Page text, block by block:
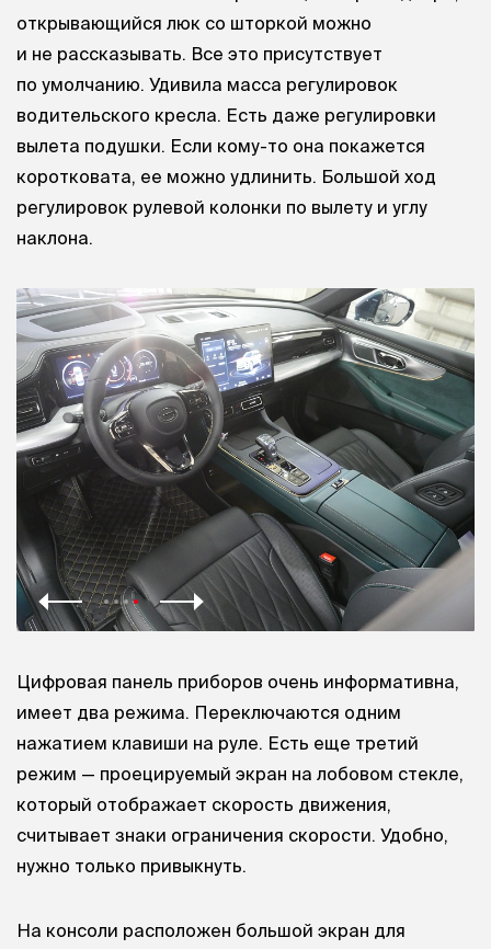
открывающийся люк со шторкой можно
и не рассказывать. Все это присутствует
по умолчанию. Удивила масса регулировок
водительского кресла. Есть даже регулировки
вылета подушки. Если кому-то она покажется
коротковата, ее можно удлинить. Большой ход
регулировок рулевой колонки по вылету и углу
наклона.
Цифровая панель приборов очень информативна,
имеет два режима. Переключаются одним
нажатием клавиши на руле. Есть еще третий
режим — проецируемый экран на лобовом стекле,
который отображает скорость движения,
считывает знаки ограничения скорости. Удобно,
нужно только привыкнуть.
На консоли расположен большой экран для